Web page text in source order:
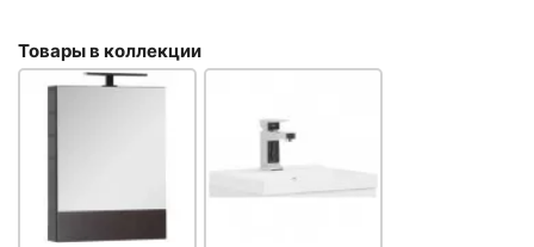
Товары в коллекции